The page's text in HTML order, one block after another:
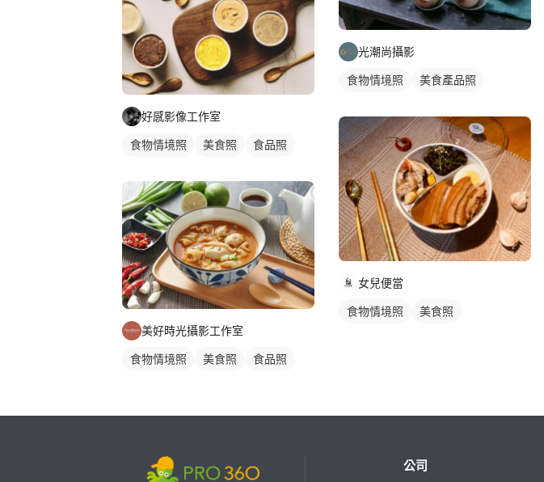
好感影像工作室
食物情境照 美食照 食品照
美好時光攝影工作室
食物情境照 美食照 食品照
光潮尚攝影
食物情境照 美食產品照
女兒便當
食物情境照 美食照
公司